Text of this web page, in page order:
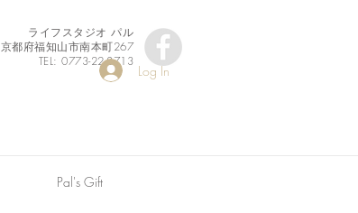
ライフスタジオ パル
京都府福知山市南本町267
TEL: 0773-22-8713
Log In
Pal's Gift